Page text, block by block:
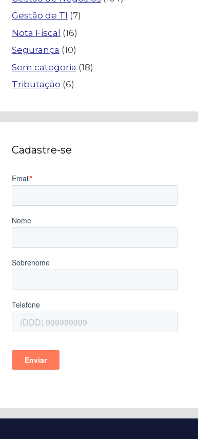
Gestão de TI (7)
Nota Fiscal (16)
Segurança (10)
Sem categoria (18)
Tributação (6)
Cadastre-se